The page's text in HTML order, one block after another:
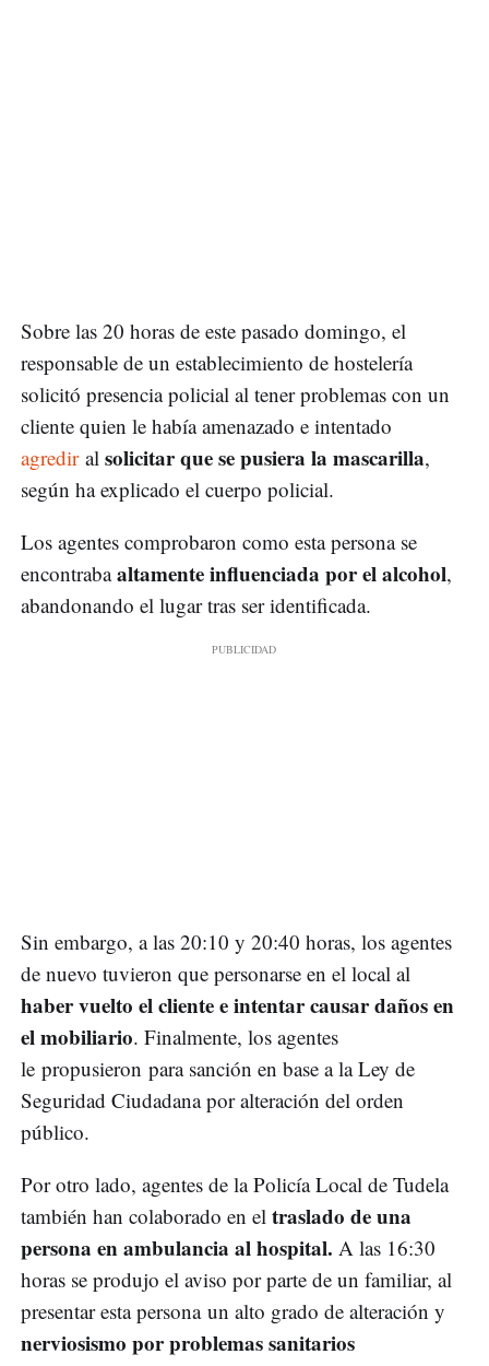
Sobre las 20 horas de este pasado domingo, el
responsable de un establecimiento de hostelería
solicitó presencia policial al tener problemas con un
cliente quien le había amenazado e intentado
agrediral solicitar que se pusiera la mascarilla,
según ha explicado el cuerpo policial.
Los agentes comprobaron como esta persona se
encontrabaaltamente influenciada por el alcohol,
abandonando el lugar tras ser identificada.
Sin embargo, a las 20:10 y 20:40 horas, los agentes
de nuevo tuvieron que personarse en el local al
haber vuelto el cliente e intentar causar daños en
el mobiliario. Finalmente, los agentes
le propusieron para sanción en base a la Ley de
Seguridad Ciudadana por alteración del orden
público.
Por otro lado, agentes de la Policía Local de Tudela
también han colaborado en el traslado de una
persona en ambulancia al hospital. A las 16:30
horas se produjo el aviso por parte de un familiar, al
presentar esta persona un alto grado de alteración y
nerviosismo por problemas sanitarios